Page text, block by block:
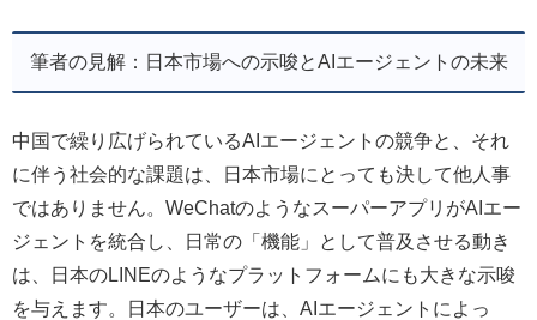
筆者の見解：日本市場への示唆とAIエージェントの未来
中国で繰り広げられているAIエージェントの競争と、それ
に伴う社会的な課題は、日本市場にとっても決して他人事
ではありません。WeChatのようなスーパーアプリがAIエー
ジェントを統合し、日常の「機能」として普及させる動き
は、日本のLINEのようなプラットフォームにも大きな示唆
を与えます。日本のユーザーは、AIエージェントによっ